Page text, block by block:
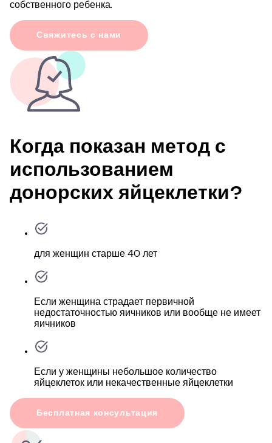
собственного ребенка.
Свяжитесь с нами
Когда показан метод с
использованием
донорских яйцеклетки?
для женщин старше 40 лет
Если женщина страдает первичной
недостаточностью яичников или вообще не имеет
яичников
Если у женщины небольшое количество
яйцеклеток или некачественные яйцеклетки
Бесплатная консультация